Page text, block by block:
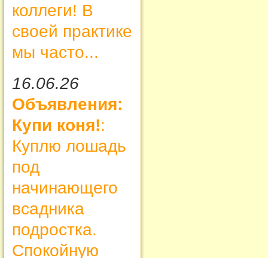
коллеги! В
своей практике
мы часто...
16.06.26
Объявления:
Купи коня!:
Куплю лошадь
под
начинающего
всадника
подростка.
Спокойную